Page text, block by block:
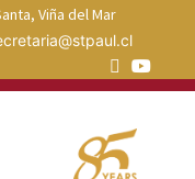
Viña del Mar